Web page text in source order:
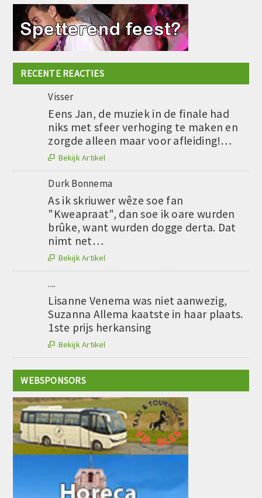
RECENTE REACTIES
Visser
Eens Jan, de muziek in de finale had
niks met sfeer verhoging te maken en
zorgde alleen maar voor afleiding!…
 Bekijk Artikel
Durk Bonnema
As ik skriuwer wêze soe fan
"Kweapraat", dan soe ik oare wurden
brûke, want wurden dogge derta. Dat
nimt net…
 Bekijk Artikel
....
Lisanne Venema was niet aanwezig,
Suzanna Allema kaatste in haar plaats.
1ste prijs herkansing
 Bekijk Artikel
WEBSPONSORS